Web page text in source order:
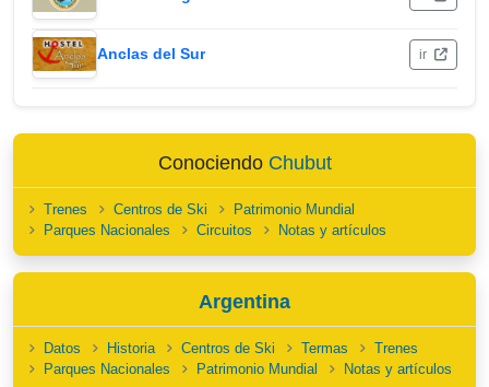
Anclas del Sur ir
Conociendo Chubut
Trenes Centros de Ski
Patrimonio Mundial
Parques Nacionales
Circuitos Notas y artículos
Argentina
Datos Historia Centros de Ski Termas
Trenes
Parques Nacionales
Patrimonio Mundial Notas y artículos